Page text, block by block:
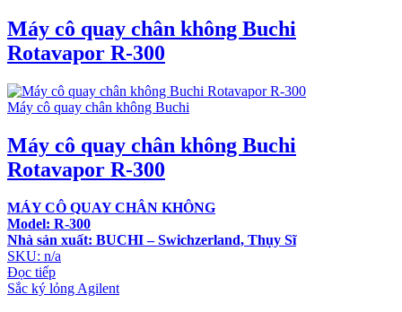
Máy cô quay chân không Buchi
Rotavapor R-300
Máy cô quay chân không Buchi
Máy cô quay chân không Buchi
Rotavapor R-300
MÁY CÔ QUAY CHÂN KHÔNG
Model: R-300
Nhà sản xuất: BUCHI – Swichzerland, Thụy Sĩ
SKU: n/a
Đọc tiếp
Sắc ký lỏng Agilent